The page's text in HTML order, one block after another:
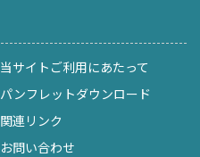
当サイトご利用にあたって
パンフレットダウンロード
関連リンク
お問い合わせ